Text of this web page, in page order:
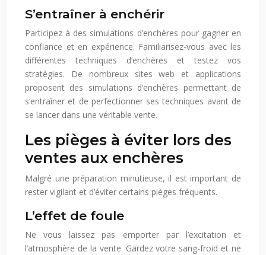
S’entraîner à enchérir
Participez à des simulations d’enchères pour gagner en
confiance et en expérience. Familiarisez-vous avec les
différentes techniques d’enchères et testez vos
stratégies. De nombreux sites web et applications
proposent des simulations d’enchères permettant de
s’entraîner et de perfectionner ses techniques avant de
se lancer dans une véritable vente.
Les pièges à éviter lors des
ventes aux enchères
Malgré une préparation minutieuse, il est important de
rester vigilant et d’éviter certains pièges fréquents.
L’effet de foule
Ne vous laissez pas emporter par l’excitation et
l’atmosphère de la vente. Gardez votre sang-froid et ne